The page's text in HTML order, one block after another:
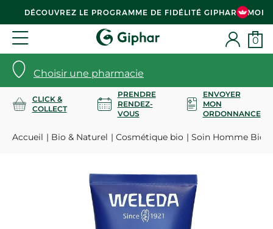
DÉCOUVREZ LE PROGRAMME DE FIDÉLITÉ GIPHAR & MOI
Choisir une pharmacie
0
CLICK &
COLLECT
PRENDRE
RENDEZ-
VOUS
ENVOYER
MON
ORDONNANCE
Accueil Bio & Naturel Cosmétique bio Soin Homme Bio